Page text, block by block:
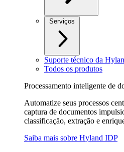
Serviços
Suporte técnico da
Todos os produtos
Processamento inteligente de
Automatize seus processos
captura de documentos
classificação, extração e
Saiba mais sobre Hyland IDP